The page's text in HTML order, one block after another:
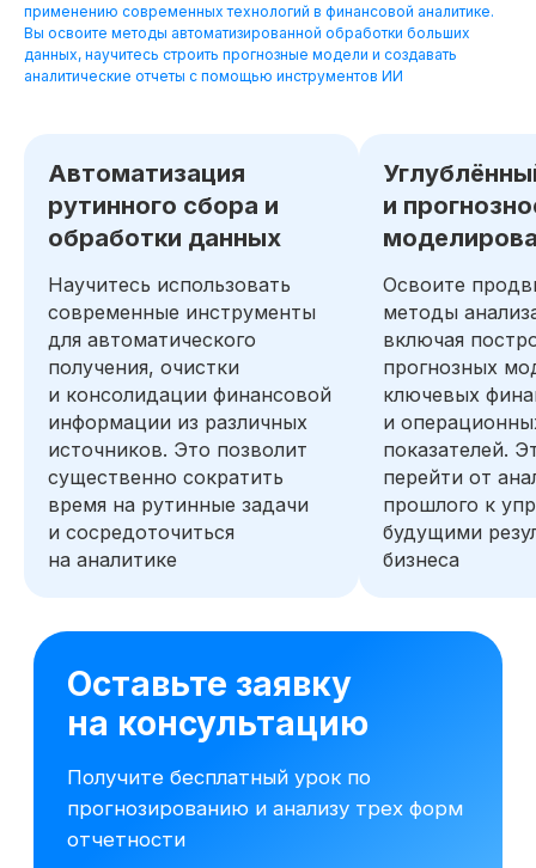
применению современных технологий в финансовой аналитике.
Вы освоите методы автоматизированной обработки больших
данных, научитесь строить прогнозные модели и создавать
аналитические отчеты с помощью инструментов ИИ
Автоматизация
рутинного сбора и
обработки данных
Научитесь использовать
современные инструменты
для автоматического
получения, очистки
и консолидации финансовой
информации из различных
источников. Это позволит
существенно сократить
время на рутинные задачи
и сосредоточиться
на аналитике
и
Освоите
методы
включая
прогнозных
ключевых
и
показателей.
перейти от
прошлого к
будущими
бизнеса